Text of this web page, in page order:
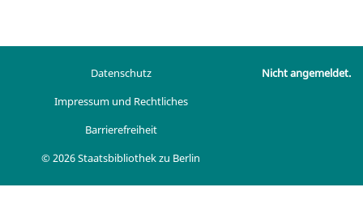
Datenschutz
Impressum und Rechtliches
Barrierefreiheit
© 2026 Staatsbibliothek zu Berlin
Nicht angemeldet.